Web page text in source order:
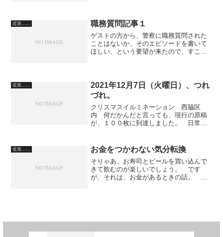
写真で、その辺のことは分...
近況…… 職務質問記事１
ゲストの方から、警察に職務質問された
ことはないか、そのエピソードを書いて
ほしい、という要望が来たので、すこし
を深夜にうろうろしていた...
近況……
2021年12月7日（火曜日）、つれ
づれ。
クリスマスイルミネーション 西脇区
内 何だかんだと言っても、現行の原稿
が、１００枚に到達しました。 日常を
たあとに、全体の流れのスピード感を出
すために、部分的に削除する...
近況…… お金をつかわない気分転換
そりゃあ、お寿司とビールを買い込んで
きて飲むのが楽しいでしょう。 です
が、それは、お金があるときの話。 最